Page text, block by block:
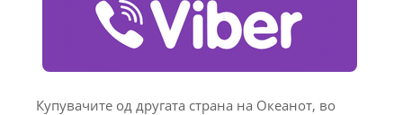
Купувачите од другата страна на Океанот, во